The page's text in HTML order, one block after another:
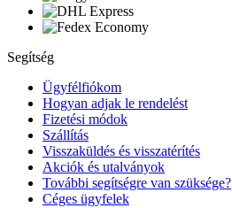
Segítség
Ügyfélfiókom
Hogyan adjak le rendelést
Fizetési módok
Szállítás
Visszaküldés és visszatérítés
Akciók és utalványok
További segítségre van szüksége?
Céges ügyfelek